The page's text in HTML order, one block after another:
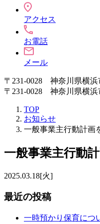
アクセス
お電話
メール
〒231-0028 神奈川県横浜
〒231-0028 神奈川県横浜
TOP
お知らせ
一般事業主行動計画
一般事業主行動
2025.03.18[火]
最近の投稿
一時預かり保育につ